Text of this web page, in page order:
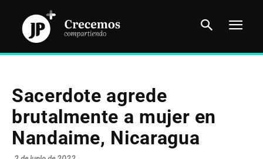
Sacerdote agrede
brutalmente a mujer en
Nandaime, Nicaragua